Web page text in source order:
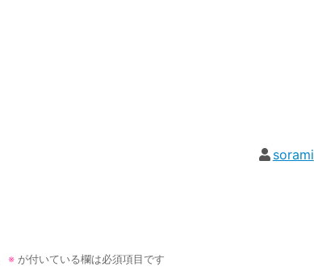
sorami
※ が付いている欄は必須項目です